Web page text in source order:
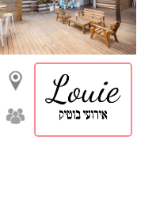
ועדכני.
מחירים טובים
הנשיא 1, פרדסיה